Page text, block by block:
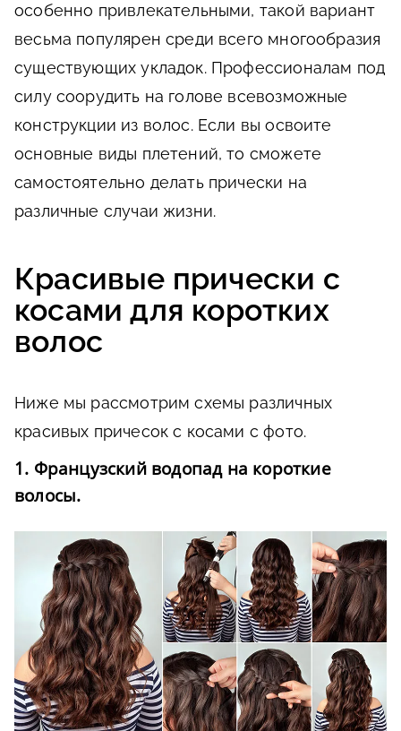
особенно привлекательными, такой вариант
весьма популярен среди всего многообразия
существующих укладок. Профессионалам под
силу соорудить на голове всевозможные
конструкции из волос. Если вы освоите
основные виды плетений, то сможете
самостоятельно делать прически на
различные случаи жизни.
Красивые прически с
косами для коротких
волос
Ниже мы рассмотрим схемы различных
красивых причесок с косами с фото.
1. Французский водопад на короткие
волосы.